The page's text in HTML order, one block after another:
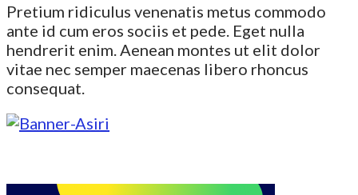
Pretium ridiculus venenatis metus commodo
ante id cum eros sociis et pede. Eget nulla
hendrerit enim. Aenean montes ut elit dolor
vitae nec semper maecenas libero rhoncus
consequat.